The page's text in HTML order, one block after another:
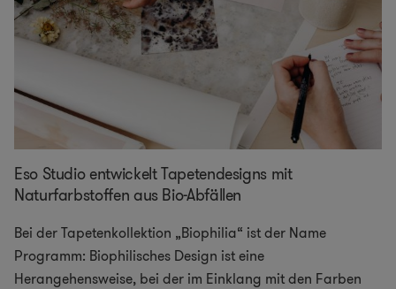
Eso Studio entwickelt Tapetendesigns mit
Naturfarbstoffen aus Bio-Abfällen
Bei der Tapetenkollektion „Biophilia“ ist der Name
Programm: Biophilisches Design ist eine
Herangehensweise, bei der im Einklang mit den Farben